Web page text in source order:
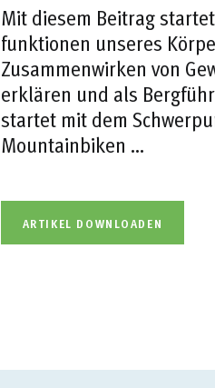
Mit diesem Beitrag
funktionen unseres
Zusammenwirken von
erklären und als
startet mit dem
Mountainbiken …
ARTIKEL DOWNLOADEN